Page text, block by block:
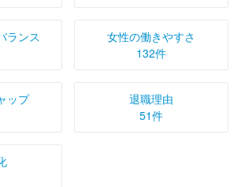
ランス
女性の働きやすさ
132件
ップ
退職理由
51件